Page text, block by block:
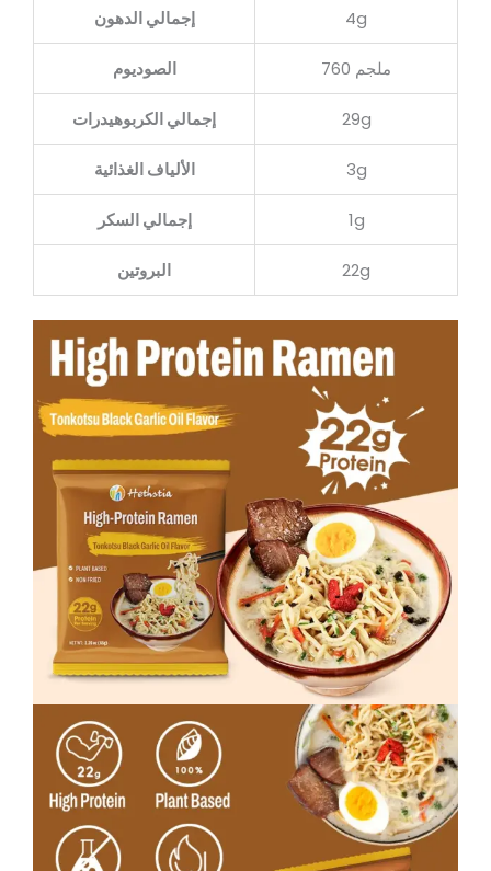
إجمالي الدهون 4g
الصوديوم 760 ملجم
إجمالي الكربوهيدرات 29g
الألياف الغذائية 3g
إجمالي السكر 1g
البروتين 22g